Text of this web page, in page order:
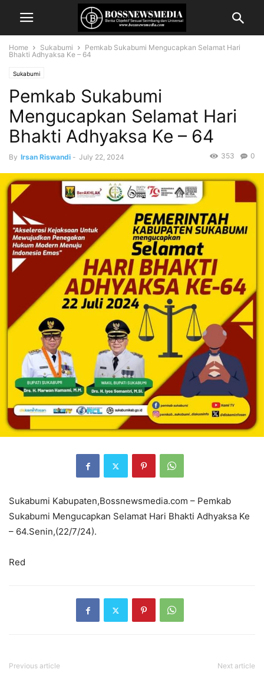
Home Sukabumi
Pemkab Sukabumi Mengucapkan Selamat Hari
Bhakti Adhyaksa Ke – 64
Sukabumi
Pemkab Sukabumi
Mengucapkan Selamat Hari
Bhakti Adhyaksa Ke – 64
By Irsan Riswandi - July 22, 2024 0
353
Sukabumi Kabupaten,Bossnewsmedia.com – Pemkab
Sukabumi Mengucapkan Selamat Hari Bhakti Adhyaksa Ke
– 64.Senin,(22/7/24).
Red
Previous article Next article